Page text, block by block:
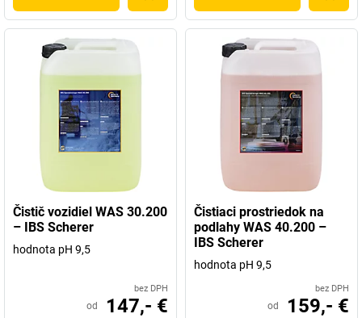
Čistič vozidiel WAS 30.200
– IBS Scherer
hodnota pH 9,5
bez DPH
od 147,- €
Čistiaci prostriedok na
podlahy WAS 40.200 –
IBS Scherer
hodnota pH 9,5
bez DPH
od 159,- €